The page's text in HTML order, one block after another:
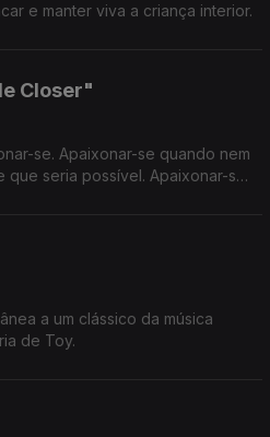
e manter viva a criança interior.
Closer"
se. Apaixonar-se quando nem
seria possível. Apaixonar-se
a um clássico da música
de Toy.